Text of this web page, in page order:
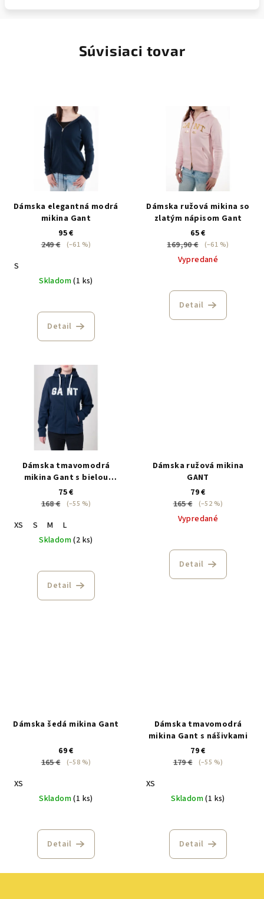
Súvisiaci tovar
Dámska elegantná modrá
mikina Gant
95 €
249 €
(–61 %)
S
Skladom(1 ks)
Detail
Dámska ružová mikina so
zlatým nápisom Gant
65 €
169,90 €
(–61 %)
Vypredané
Detail
Dámska tmavomodrá
mikina Gant s bielou
potlačou a šnúrkami
75 €
168 €
(–55 %)
XS S M
L
Skladom(2 ks)
Detail
Dámska ružová mikina
GANT
79 €
165 €
(–52 %)
Vypredané
Detail
Dámska šedá mikina Gant
69 €
165 €
(–58 %)
XS
Skladom(1 ks)
Detail
Dámska tmavomodrá
mikina Gant s nášivkami
79 €
179 €
(–55 %)
XS
Skladom(1 ks)
Detail